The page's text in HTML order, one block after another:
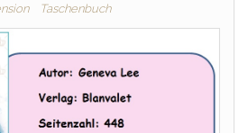
Taschenbuch